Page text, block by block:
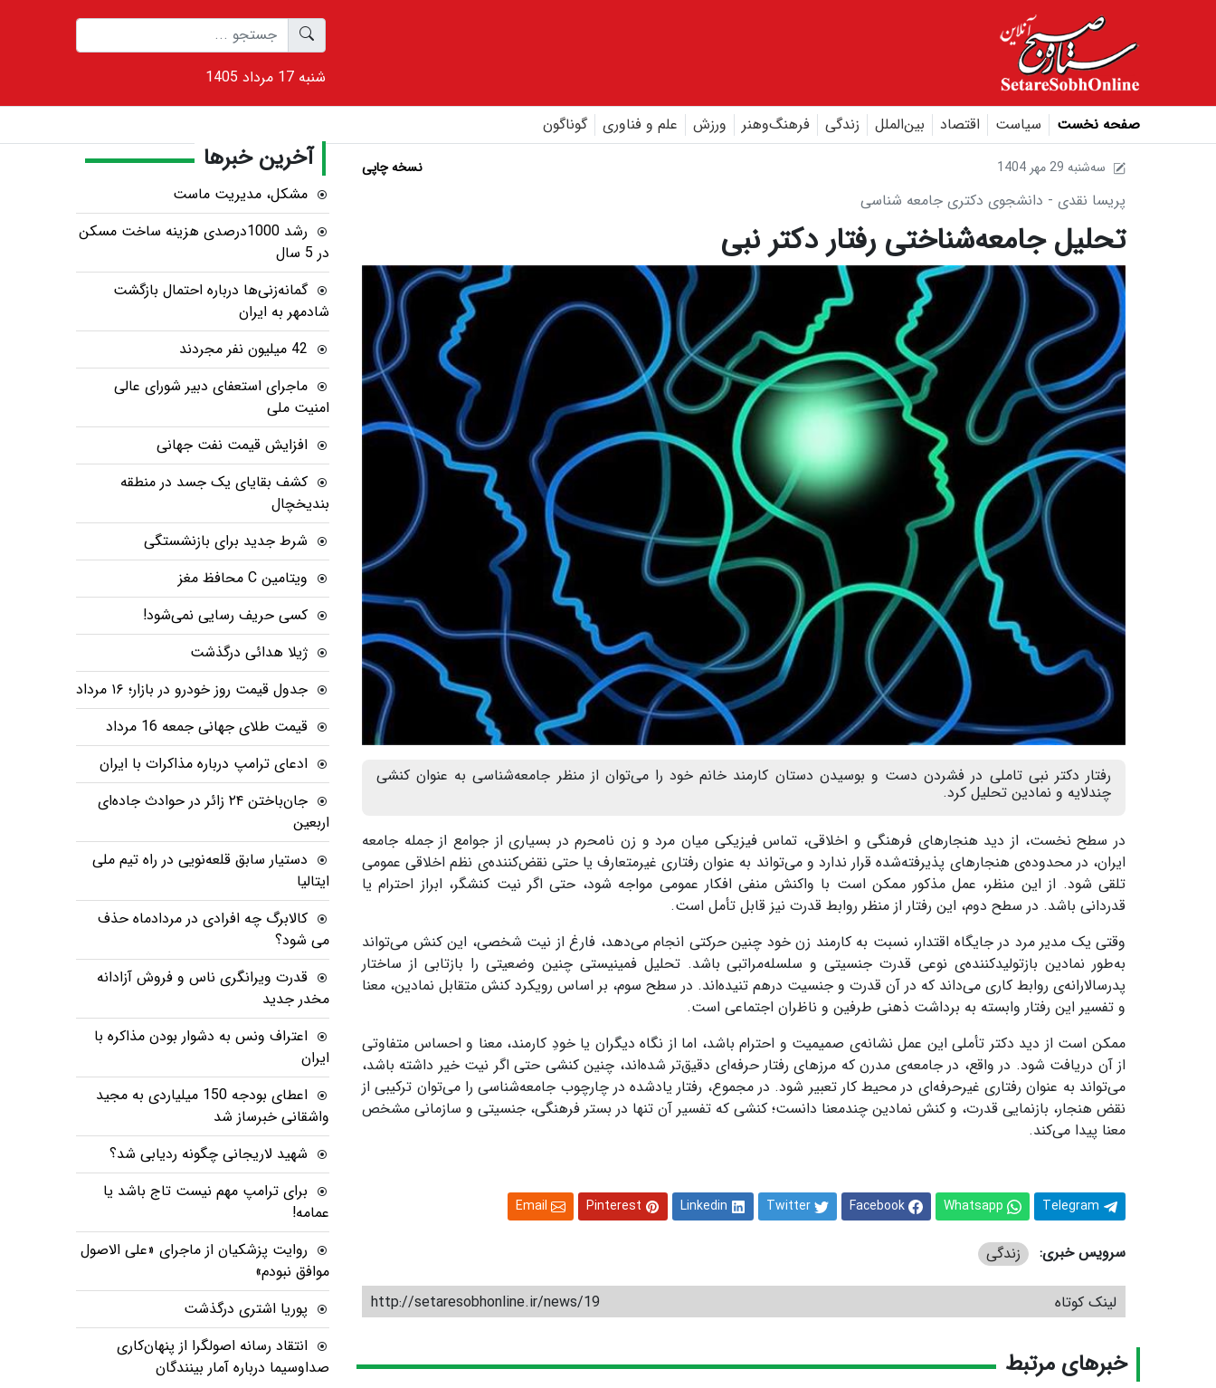
1405 شنبه 17 مرداد
صفحه نخست سیاست اقتصاد بین‌الملل زندگی فرهنگ‌و‌هنر ورزش علم و فناوری گوناگون
1404 سه‌شنبه 29 مهر نسخه چاپی
پریسا نقدی - دانشجوی دکتری جامعه شناسی
تحلیل جامعه‌شناختی رفتار دکتر نبی
رفتار دکتر نبی تاملی در فشردن دست و بوسیدن دستان کارمند خانم خود را می‌توان از منظر جامعه‌شناسی به عنوان کنشی
چندلایه و نمادین تحلیل کرد.
در سطح نخست، از دید هنجارهای فرهنگی و اخلاقی، تماس فیزیکی میان مرد و زن نامحرم در بسیاری از جوامع از جمله جامعه
ایران، در محدوده‌ی هنجارهای پذیرفته‌شده قرار ندارد و می‌تواند به عنوان رفتاری غیرمتعارف یا حتی نقض‌کننده‌ی نظم اخلاقی عمومی
تلقی شود. از این منظر، عمل مذکور ممکن است با واکنش منفی افکار عمومی مواجه شود، حتی اگر نیت کنشگر، ابراز احترام یا
قدردانی باشد. در سطح دوم، این رفتار از منظر روابط قدرت نیز قابل تأمل است.
وقتی یک مدیر مرد در جایگاه اقتدار، نسبت به کارمند زن خود چنین حرکتی انجام می‌دهد، فارغ از نیت شخصی، این کنش می‌تواند
به‌طور نمادین بازتولید‌کننده‌ی نوعی قدرت جنسیتی و سلسله‌مراتبی باشد. تحلیل فمینیستی چنین وضعیتی را بازتابی از ساختار
پدرسالارانه‌ی روابط کاری می‌داند که در آن قدرت و جنسیت درهم تنیده‌اند. در سطح سوم، بر اساس رویکرد کنش متقابل نمادین، معنا
و تفسیر این رفتار وابسته به برداشت ذهنی طرفین و ناظران اجتماعی است.
ممکن است از دید دکتر تأملی این عمل نشانه‌ی صمیمیت و احترام باشد، اما از نگاه دیگران یا خودِ کارمند، معنا و احساس متفاوتی
از آن دریافت شود. در واقع، در جامعه‌ی مدرن که مرزهای رفتار حرفه‌ای دقیق‌تر شده‌اند، چنین کنشی حتی اگر نیت خیر داشته باشد،
می‌تواند به عنوان رفتاری غیرحرفه‌ای در محیط کار تعبیر شود. در مجموع، رفتار یادشده در چارچوب جامعه‌شناسی را می‌توان ترکیبی از
نقض هنجار، بازنمایی قدرت، و کنش نمادین چندمعنا دانست؛ کنشی که تفسیر آن تنها در بستر فرهنگی، جنسیتی و سازمانی مشخص
معنا پیدا می‌کند.
Telegram
Whatsapp
Facebook
Twitter
Linkedin
Pinterest
Email
سرویس خبری: زندگی
لینک کوتاه http://setaresobhonline.ir/news/19
خبرهای مرتبط
آخرین خبرها
مشکل، مدیریت ماست
رشد 1000درصدی هزینه ساخت مسکن
در 5 سال
گمانه‌زنی‌ها درباره احتمال بازگشت
شادمهر به ایران
42 میلیون نفر مجردند
ماجرای استعفای دبیر شورای عالی
امنیت ملی
افزایش قیمت نفت جهانی
کشف بقایای یک جسد در منطقه
بندیخچال
شرط جدید برای بازنشستگی
ویتامین C محافظ مغز
کسی حریف رسایی نمی‌شود!
ژیلا هدائی درگذشت
جدول قیمت روز خودرو در بازار؛ ۱۶ مرداد
قیمت طلای جهانی جمعه 16 مرداد
ادعای ترامپ درباره مذاکرات با ایران
جان‌باختن ۲۴ زائر در حوادث جاده‌ای
اربعین
دستیار سابق قلعه‌نویی در راه تیم ملی
ایتالیا
کالابرگ چه افرادی در مردادماه حذف
می شود؟
قدرت ویرانگری ناس و فروش آزادانه
مخدر جدید
اعتراف ونس به دشوار بودن مذاکره با
ایران
اعطای بودجه 150 میلیاردی به مجید
واشقانی خبرساز شد
شهید لاریجانی چگونه ردیابی شد؟
برای ترامپ مهم نیست تاج باشد یا
عمامه!
روایت پزشکیان از ماجرای «علی الاصول
موافق نبودم»
پوریا اشتری درگذشت
انتقاد رسانه اصولگرا از پنهان‌کاری
صداوسیما درباره آمار بینندگان